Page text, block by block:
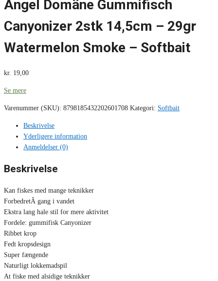
Angel Domäne Gummifisch
Canyonizer 2stk 14,5cm – 29gr
Watermelon Smoke – Softbait
kr. 19,00
Se mere
Varenummer (SKU): 8798185432202601708 Kategori: Softbait
Beskrivelse
Yderligere information
Anmeldelser (0)
Beskrivelse
Kan fiskes med mange teknikker
ForbedretÂ gang i vandet
Ekstra lang hale stil for mere aktivitet
Fordele: gummifisk Canyonizer
Ribbet krop
Fedt kropsdesign
Super fængende
Naturligt lokkemadspil
At fiske med alsidige teknikker